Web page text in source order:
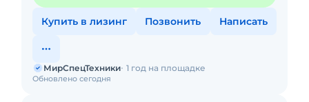
Купить в лизинг Позвонить Написать
Обновлено сегодня
МирСпецТехники 1 год на площадке